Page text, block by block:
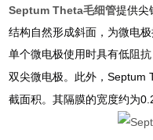
Septum Theta毛细管提供尖
结构自然形成斜面，为微电
单个微电极使用时具有低阻
双尖微电极。此外，Septum
截面积。其隔膜的宽度约为